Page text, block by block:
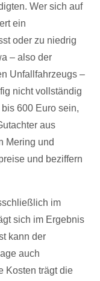
Wer sich auf
ein
oder zu niedrig
– also der
Unfallfahrzeugs –
nicht vollständig
600 Euro sein,
aus
Mering und
und beziffern
im
sich im Ergebnis
kann der
auch
Kosten trägt die